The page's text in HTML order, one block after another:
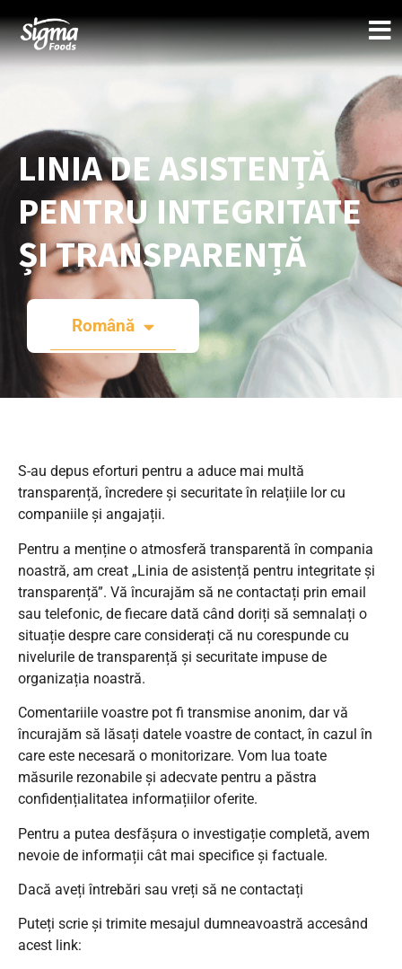
LINIA DE ASISTENȚĂ
PENTRU INTEGRITATE
ȘI TRANSPARENȚĂ
Română
S-au depus eforturi pentru a aduce mai multă
transparență, încredere și securitate în relațiile lor cu
companiile și angajații.
Pentru a menține o atmosferă transparentă în compania
noastră, am creat „Linia de asistență pentru integritate și
transparență”. Vă încurajăm să ne contactați prin email
sau telefonic, de fiecare dată când doriți să semnalați o
situație despre care considerați că nu corespunde cu
nivelurile de transparență și securitate impuse de
organizația noastră.
Comentariile voastre pot fi transmise anonim, dar vă
încurajăm să lăsați datele voastre de contact, în cazul în
care este necesară o monitorizare. Vom lua toate
măsurile rezonabile și adecvate pentru a păstra
confidențialitatea informațiilor oferite.
Pentru a putea desfășura o investigație completă, avem
nevoie de informații cât mai specifice și factuale.
Dacă aveți întrebări sau vreți să ne contactați
Puteți scrie și trimite mesajul dumneavoastră accesând
acest link: